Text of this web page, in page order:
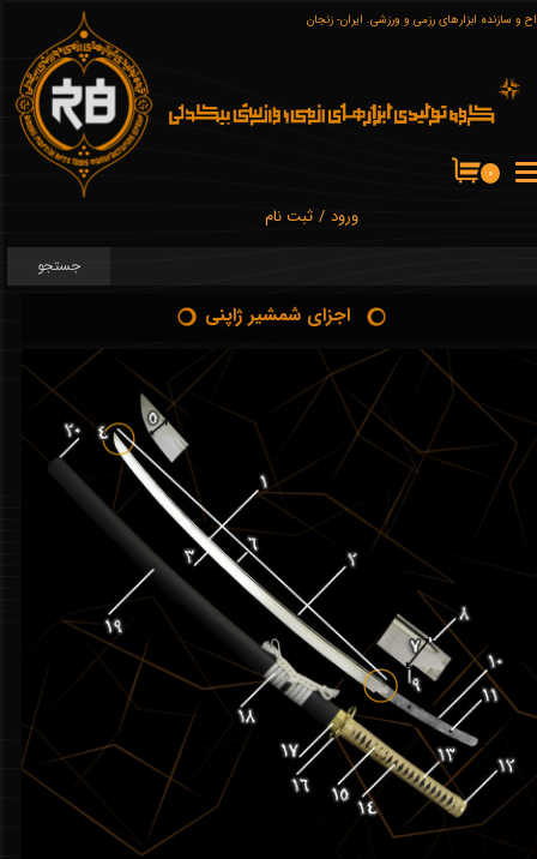
جستجو
و سازنده ابزارهای رزمی و ورزشی. ایران- زنجان
۰
ورود / ثبت نام
تغییر گذر واژه
سفارشات
خروج از حساب کاربری
اجزای شمشیر ژاپنی